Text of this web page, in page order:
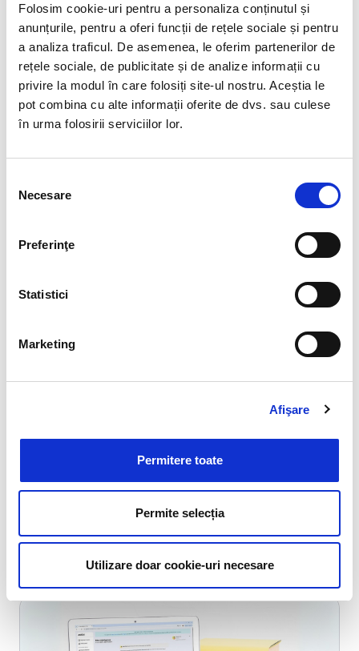
Folosim cookie-uri pentru a personaliza conținutul și
anunțurile, pentru a oferi funcții de rețele sociale și pentru
a analiza traficul. De asemenea, le oferim partenerilor de
rețele sociale, de publicitate și de analize informații cu
privire la modul în care folosiți site-ul nostru. Aceștia le
pot combina cu alte informații oferite de dvs. sau culese
în urma folosirii serviciilor lor.
consimțământului
Necesare
Preferinţe
Statistici
Marketing
Afişare
Permitere toate
Permite selecția
Utilizare doar cookie-uri necesare
Veți înțelege și veți putea explica ce
esteRegulamentul general privind
protecția datelor (GDPR);
angajatori, trebuie să știe despre GDPR;
motivele
;
Veți ști și veți putea defini ce înțelegem
Veți înțelege ușor principiile cheie ale
prelucrării datelor.
Înscrie-te la cursul EDUS Academy
, și află ce este și ce nu este
permis conform normelor GDPR (RGPD) în
instituții publice și școli.
Alte articole